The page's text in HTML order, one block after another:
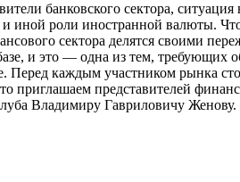
банковского сектора,
иной роли иностранной валюты.
сектора делятся своими
и это — одна из тем, требующих
каждым участником рынка
приглашаем представителей
Владимиру Гавриловичу